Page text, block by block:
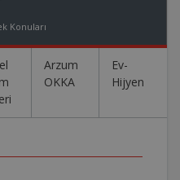
Konuları
Arzum
OKKA
Ev-
Hijyen